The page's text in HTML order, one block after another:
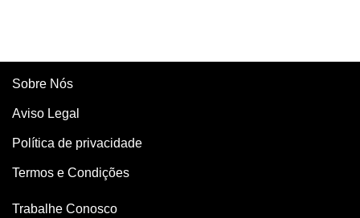
Sobre Nós
Aviso Legal
Política de privacidade
Termos e Condições
Trabalhe Conosco